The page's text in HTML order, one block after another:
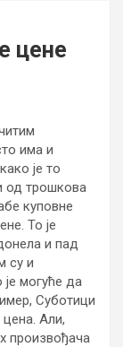
цене
има и
је то
од трошкова
куповне
То је
и пад
су и
је могуће да
Суботици
Али,
произвођача